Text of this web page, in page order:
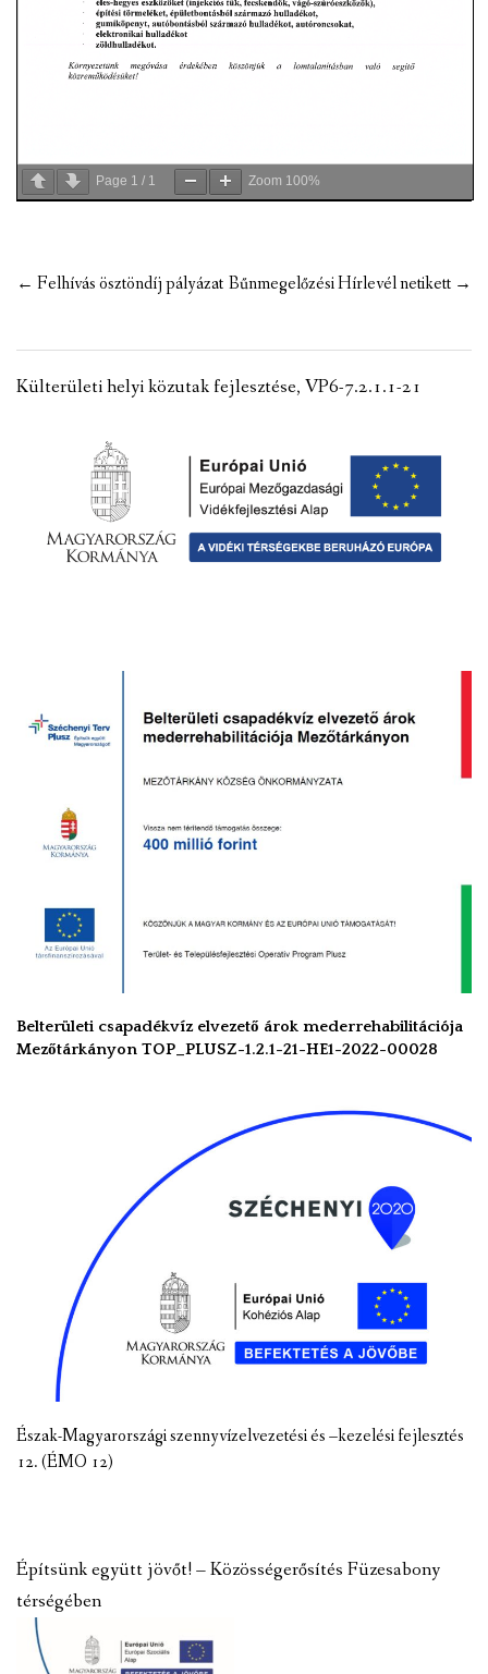
ÓVODA ÉS MINI BÖLCSŐDE
Page 1 / 1 Zoom 100%
Post
← Felhívás ösztöndíj pályázat Bűnmegelőzési Hírlevél netikett →
Külterületi helyi közutak fejlesztése, VP6-7.2.1.1-21
Belterületi csapadékvíz elvezető árok mederrehabilitációja
Mezőtárkányon TOP_PLUSZ-1.2.1-21-HE1-2022-00028
Észak-Magyarországi szennyvízelvezetési és –kezelési fejlesztés
12. (ÉMO 12)
Építsünk együtt jövőt! – Közösségerősítés Füzesabony
térségében